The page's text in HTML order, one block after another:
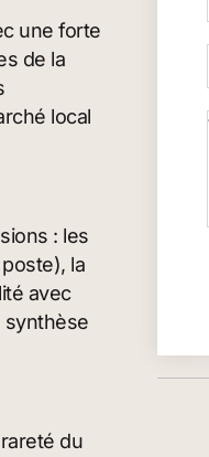
une forte
de la
local
: les
la
avec
synthèse
du